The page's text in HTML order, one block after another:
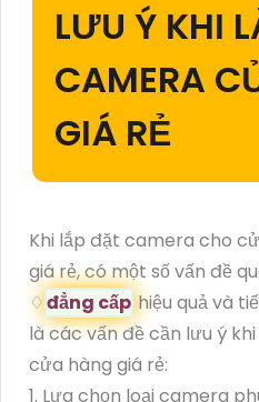
LƯU Ý KHI
CAMERA
GIÁ RẺ
Khi lắp đặt camera cho
giá rẻ, có một số vấn đề
♢đẳng cấp hiệu quả và
là các vấn đề cần lưu ý
cửa hàng giá rẻ:
1. Lựa chọn loại camera